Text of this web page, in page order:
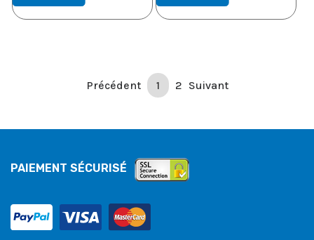
Précédent 1 2 Suivant
PAIEMENT SÉCURISÉ